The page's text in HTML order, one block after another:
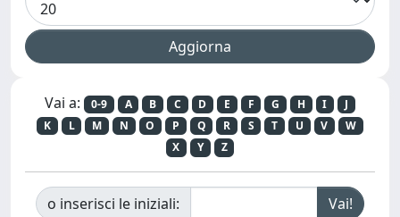
Vai a: 0-9 A B C D E F G H I
J
K
L M N O P Q R S T U V
W
X
Y Z
o inserisci le iniziali: